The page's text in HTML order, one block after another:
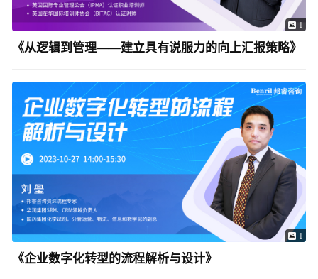
1
《从逻辑到管理——建立具有说服力的向上汇报策略》
1
《企业数字化转型的流程解析与设计》